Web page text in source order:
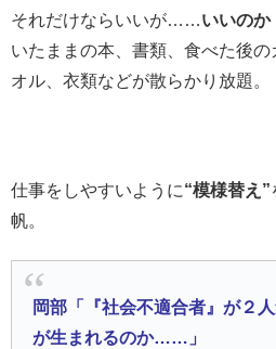
それだけならいいが……いいのか
いたままの本、書類、食べた後
オル、衣類などが散らかり放題。
仕事をしやすいように“模様替え ”
帆。
岡部「『社会不適合者』が２
が生まれるのか……」